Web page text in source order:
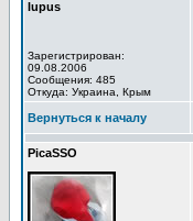
lupus
Зарегистрирован:
09.08.2006
Сообщения: 485
Откуда: Украина, Крым
Вернуться к началу
PicaSSO